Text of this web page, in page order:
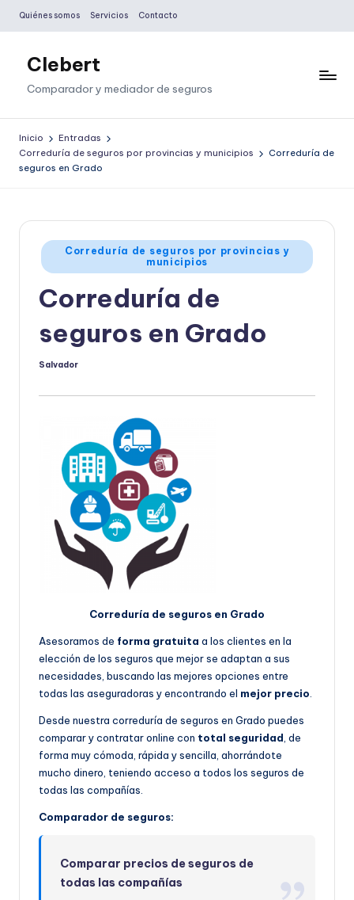
Saltar
contenido
Quiénes somos Servicios Contacto
Clebert
Comparador y mediador de seguros
Inicio
Entradas
Correduría de seguros por provincias y municipios
Correduría de
seguros en Grado
Publicado
en
Correduría de seguros por provincias y
municipios
Correduría de
seguros en Grado
Publicado
Salvador
Correduría de seguros en Grado
Asesoramos de forma gratuita a los clientes en la
elección de los seguros que mejor se adaptan a sus
necesidades, buscando las mejores opciones entre
todas las aseguradoras y encontrando el mejor precio.
Desde nuestra correduría de seguros en Grado puedes
comparar y contratar online con total seguridad, de
forma muy cómoda, rápida y sencilla, ahorrándote
mucho dinero, teniendo acceso a todos los seguros de
todas las compañías.
Comparador de seguros:
Comparar precios de seguros de
todas las compañías